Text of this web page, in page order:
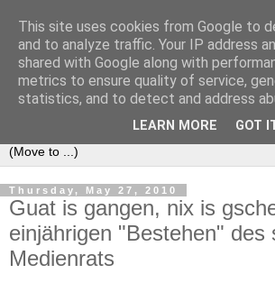
e-comm
Blog zum österreichischen und
elektronischen Kommunikationsnetze und
Thursday, May 27, 2010
Guat is gangen, nix is
einjährigen "Bestehen" des
Medienrats
This site uses cookies from Google to
and to analyze traffic. Your IP address
shared with Google along with
metrics to ensure quality of service,
statistics, and to detect and address
LEARN MORE GOT